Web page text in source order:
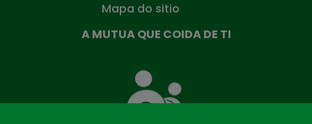
Mapa do sitio
A MUTUA QUE COIDA DE TI
Mutua
que